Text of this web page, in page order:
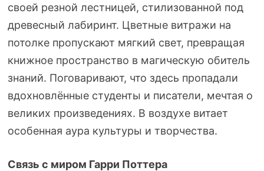
своей резной лестницей, стилизованной под
древесный лабиринт. Цветные витражи на
потолке пропускают мягкий свет, превращая
книжное пространство в магическую обитель
знаний. Поговаривают, что здесь пропадали
вдохновлённые студенты и писатели, мечтая о
великих произведениях. В воздухе витает
особенная аура культуры и творчества.
Связь с миром Гарри Поттера